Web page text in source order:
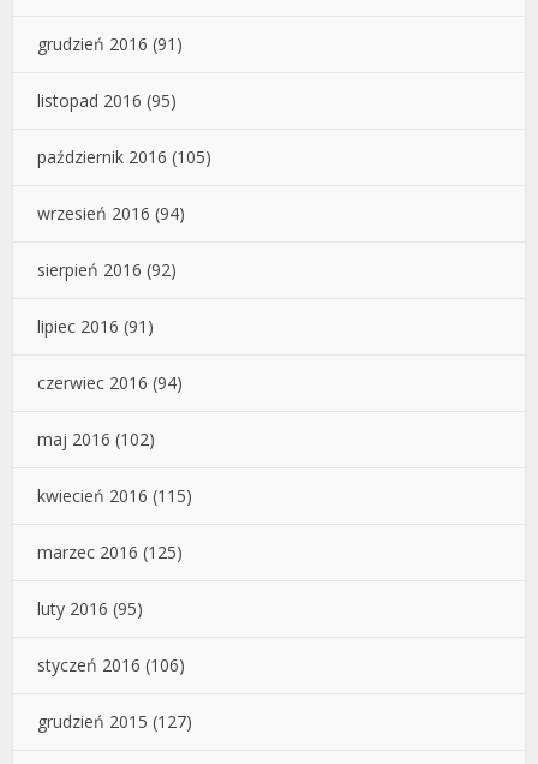
grudzień 2016 (91)
listopad 2016 (95)
październik 2016 (105)
wrzesień 2016 (94)
sierpień 2016 (92)
lipiec 2016 (91)
czerwiec 2016 (94)
maj 2016 (102)
kwiecień 2016 (115)
marzec 2016 (125)
luty 2016 (95)
styczeń 2016 (106)
grudzień 2015 (127)